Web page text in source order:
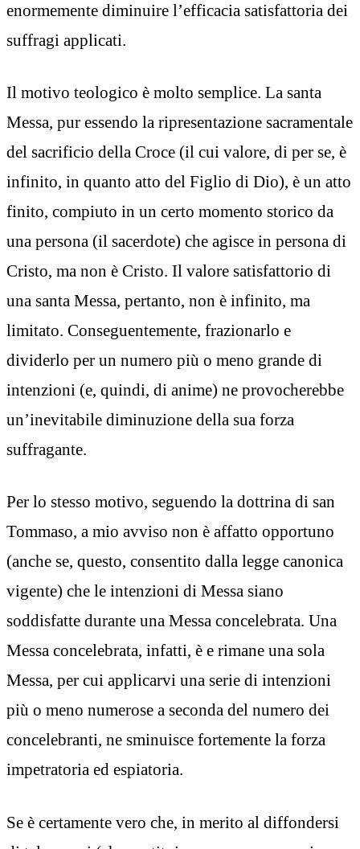
enormemente diminuire l’efficacia satisfattoria dei
suffragi applicati.
Il motivo teologico è molto semplice. La santa
Messa, pur essendo la ripresentazione sacramentale
del sacrificio della Croce (il cui valore, di per se, è
infinito, in quanto atto del Figlio di Dio), è un atto
finito, compiuto in un certo momento storico da
una persona (il sacerdote) che agisce in persona di
Cristo, ma non è Cristo. Il valore satisfattorio di
una santa Messa, pertanto, non è infinito, ma
limitato. Conseguentemente, frazionarlo e
dividerlo per un numero più o meno grande di
intenzioni (e, quindi, di anime) ne provocherebbe
un’inevitabile diminuzione della sua forza
suffragante.
Per lo stesso motivo, seguendo la dottrina di san
Tommaso, a mio avviso non è affatto opportuno
(anche se, questo, consentito dalla legge canonica
vigente) che le intenzioni di Messa siano
soddisfatte durante una Messa concelebrata. Una
Messa concelebrata, infatti, è e rimane una sola
Messa, per cui applicarvi una serie di intenzioni
più o meno numerose a seconda del numero dei
concelebranti, ne sminuisce fortemente la forza
impetratoria ed espiatoria.
Se è certamente vero che, in merito al diffondersi